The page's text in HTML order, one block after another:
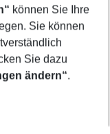
können Sie Ihre
Sie können
Sie dazu
ändern“.